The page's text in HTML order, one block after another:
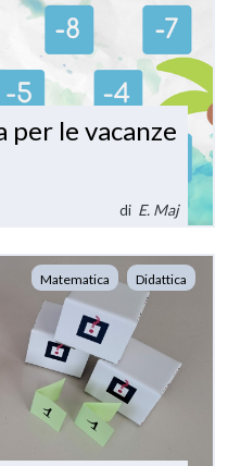
per le vacanze
di E. Maj
Matematica Didattica